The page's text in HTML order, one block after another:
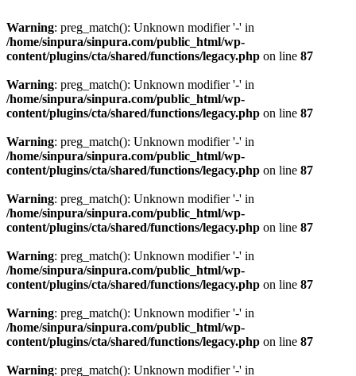
Warning: preg_match(): Unknown modifier '-' in
/home/sinpura/sinpura.com/public_html/wp-
content/plugins/cta/shared/functions/legacy.php on line 87
Warning: preg_match(): Unknown modifier '-' in
/home/sinpura/sinpura.com/public_html/wp-
content/plugins/cta/shared/functions/legacy.php on line 87
Warning: preg_match(): Unknown modifier '-' in
/home/sinpura/sinpura.com/public_html/wp-
content/plugins/cta/shared/functions/legacy.php on line 87
Warning: preg_match(): Unknown modifier '-' in
/home/sinpura/sinpura.com/public_html/wp-
content/plugins/cta/shared/functions/legacy.php on line 87
Warning: preg_match(): Unknown modifier '-' in
/home/sinpura/sinpura.com/public_html/wp-
content/plugins/cta/shared/functions/legacy.php on line 87
Warning: preg_match(): Unknown modifier '-' in
/home/sinpura/sinpura.com/public_html/wp-
content/plugins/cta/shared/functions/legacy.php on line 87
Warning: preg_match(): Unknown modifier '-' in